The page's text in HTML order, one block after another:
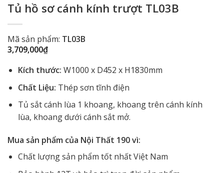
Tủ hồ sơ cánh kính trượt TL03B
Mã sản phẩm: TL03B
3,709,000₫
Kích thước: W1000 x D452 x H1830mm
Chất Liệu: Thép sơn tĩnh điện
Tủ sắt cánh lùa 1 khoang, khoang trên cánh kính
lùa, khoang dưới cánh sắt mở.
Mua sản phẩm của Nội Thất 190 vì:
Chất lượng sản phẩm tốt nhất Việt Nam